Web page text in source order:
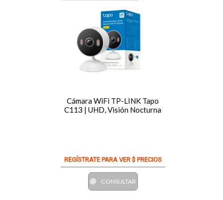
Cámara WiFi TP-LINK Tapo
C113 | UHD, Visión Nocturna
REGÍSTRATE PARA VER $ PRECIOS
CONSULTAR